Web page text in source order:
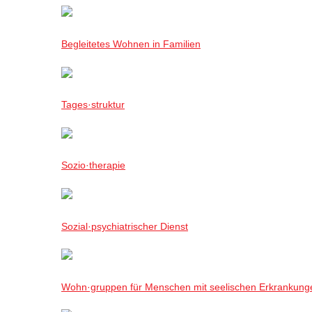
Begleitetes Wohnen in Familien
Tages·struktur
Sozio·therapie
Sozial·psychiatrischer Dienst
Wohn·gruppen für Menschen mit seelischen